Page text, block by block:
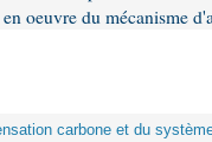
oeuvre du mécanisme
carbone et du